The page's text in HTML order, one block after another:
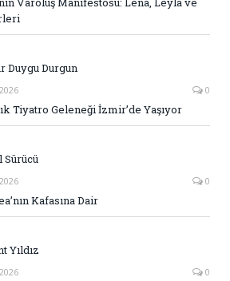
Duygu Durgun
0
Tiyatro Geleneği İzmir’de Yaşıyor
Sürücü
0
Kafasına Dair
Yıldız
0